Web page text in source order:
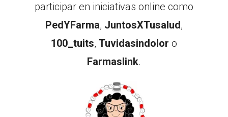
participar en iniciativas online como
PedYFarma, JuntosXTusalud,
100_tuits, Tuvidasindolor o
Farmaslink.